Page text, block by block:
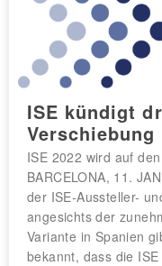
ISE kündigt
Verschiebung
ISE 2022 wird auf
BARCELONA, 11.
der ISE-Aussteller-
angesichts der
Variante in Spanien
bekannt, dass die